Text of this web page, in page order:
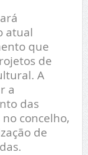
atual
que
de
A
a
das
concelho,
de